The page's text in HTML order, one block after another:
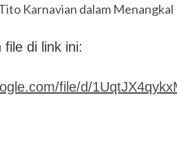
Karnavian dalam Menangkal
file di link ini:
file/d/